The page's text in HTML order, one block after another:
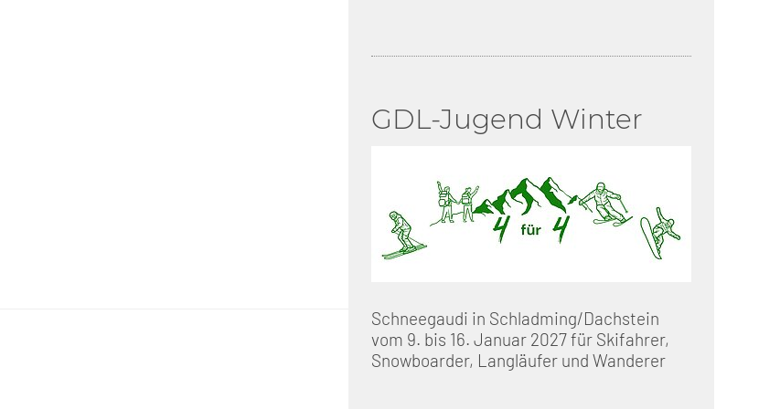
GDL-Jugend Winter
Schneegaudi in Schladming/Dachstein
vom 9. bis 16. Januar 2027 für Skifahrer,
Snowboarder, Langläufer und Wanderer